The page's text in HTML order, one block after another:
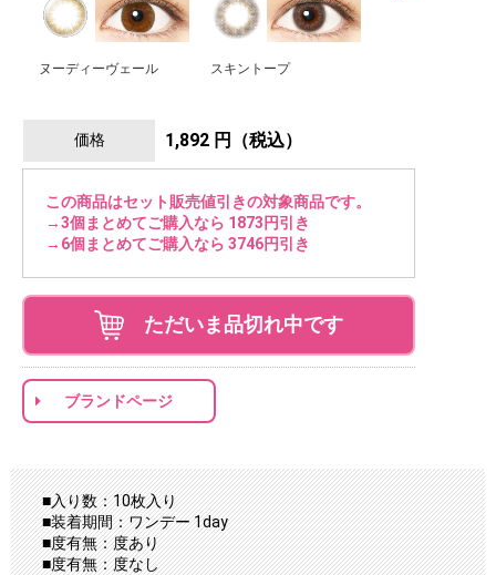
ヌーディーヴェール スキントープ
価格 1,892 円（税込）
この商品はセット販売値引きの対象商品です。
→3個まとめてご購入なら 1873円引き
→6個まとめてご購入なら 3746円引き
ただいま品切れ中です
ブランドページ
■入り数：10枚入り
■装着期間：ワンデー 1day
■度有無：度あり
■度有無：度なし